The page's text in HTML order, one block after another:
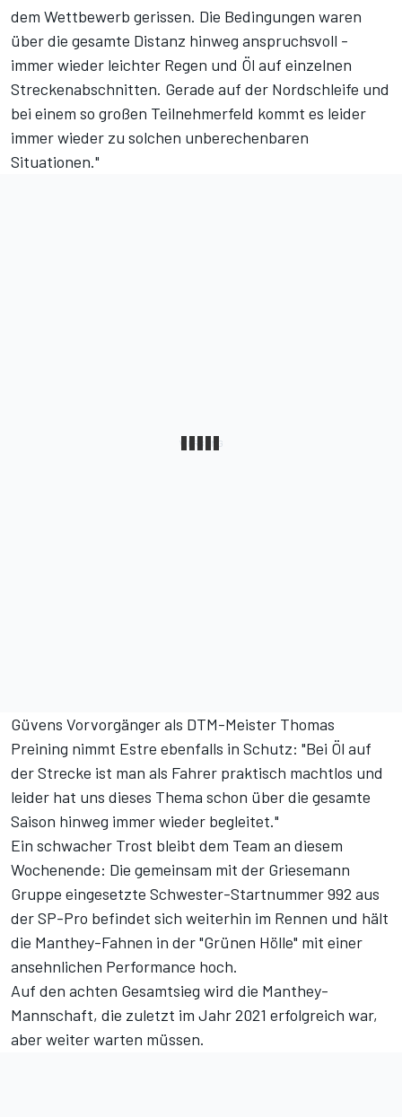
dem Wettbewerb gerissen. Die Bedingungen waren
über die gesamte Distanz hinweg anspruchsvoll -
immer wieder leichter Regen und Öl auf einzelnen
Streckenabschnitten. Gerade auf der Nordschleife und
bei einem so großen Teilnehmerfeld kommt es leider
immer wieder zu solchen unberechenbaren
Situationen."
Güvens Vorvorgänger als DTM-Meister Thomas
Preining nimmt Estre ebenfalls in Schutz: "Bei Öl auf
der Strecke ist man als Fahrer praktisch machtlos und
leider hat uns dieses Thema schon über die gesamte
Saison hinweg immer wieder begleitet."
Ein schwacher Trost bleibt dem Team an diesem
Wochenende: Die gemeinsam mit der Griesemann
Gruppe eingesetzte Schwester-Startnummer 992 aus
der SP-Pro befindet sich weiterhin im Rennen und hält
die Manthey-Fahnen in der "Grünen Hölle" mit einer
ansehnlichen Performance hoch.
Auf den achten Gesamtsieg wird die Manthey-
Mannschaft, die zuletzt im Jahr 2021 erfolgreich war,
aber weiter warten müssen.